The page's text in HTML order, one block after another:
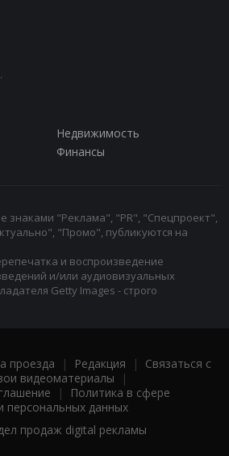
Недвижимость
Финансы
знаками "Реклама", "PR", "Спецпроект",
"Промо", публикуются на
и воспроизведение
и/или аудиовизуальных
Getty Images - строго
проезда | Редакция | Связаться с
видеоматериалы |
|
Политика в сфере
персональных данных
продаж digital рекламы